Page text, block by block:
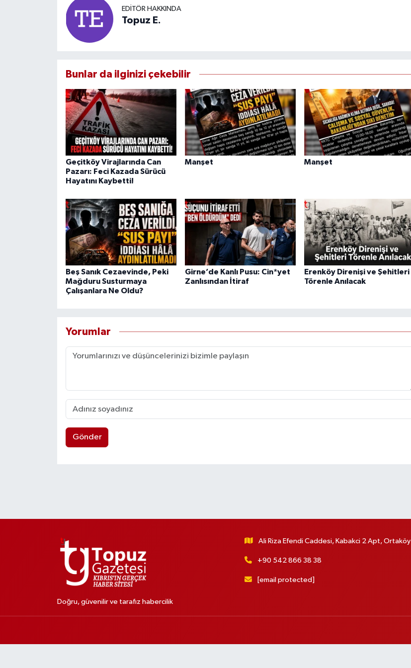
EDITÖR HAKKINDA
Topuz E.
Bunlar da ilginizi çekebilir
Geçitköy Virajlarında Can
Pazarı: Feci Kazada Sürücü
Hayatını Kaybetti!
Manşet Manşet
Beş Sanık Cezaevinde, Peki
Mağduru Susturmaya
Çalışanlara Ne Oldu?
Girne’de Kanlı Pusu: Cin*yet
Zanlısından İtiraf
Erenköy Direnişi ve Şehitleri
Törenle Anılacak
Yorumlar
Gönder
Doğru, güvenilir ve tarafız habercilik
Ali Riza Efendi Caddesi, Kabakci 2 Apt, Ortaköy
+90 542 866 38 38
[email protected]